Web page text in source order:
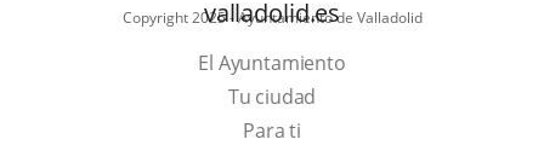
Copyright 2025 - Ayuntamiento de Valladolid
valladolid.es
El Ayuntamiento
Tu ciudad
Para ti